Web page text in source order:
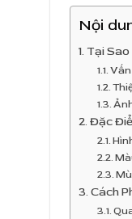
Nội
Tại Sao
Đặc
Cách